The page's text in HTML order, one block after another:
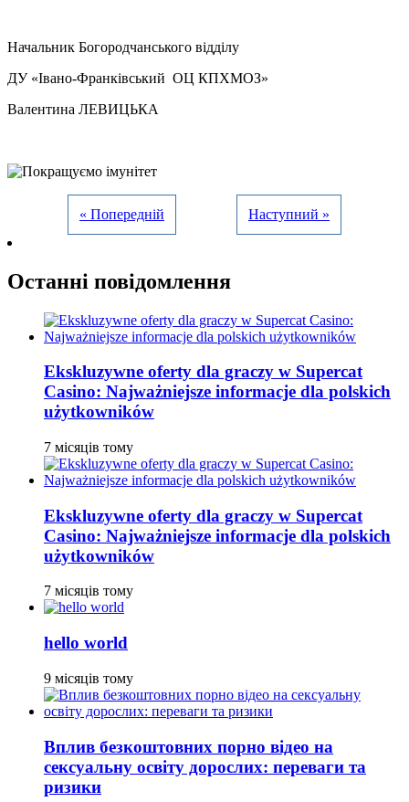
Начальник Богородчанського відділу
ДУ «Івано-Франківський ОЦ КПХМОЗ»
Валентина ЛЕВИЦЬКА
« Попередній Наступний »
Останні повідомлення
Ekskluzywne oferty dla graczy w Supercat
Casino: Najważniejsze informacje dla polskich
użytkowników
7 місяців тому
Ekskluzywne oferty dla graczy w Supercat
Casino: Najważniejsze informacje dla polskich
użytkowników
7 місяців тому
hello world
9 місяців тому
Вплив безкоштовних порно відео на
сексуальну освіту дорослих: переваги та
ризики